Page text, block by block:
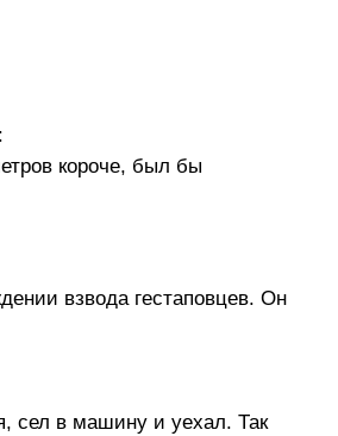
короче, был бы
взвода гестаповцев. Он
сел в машину и уехал. Так